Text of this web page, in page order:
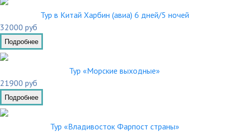
Тур в Китай Харбин (авиа) 6 дней/5 ночей
32000 руб
Подробнее
Тур «Морские выходные»
21900 руб
Подробнее
Тур «Владивосток Фарпост страны»